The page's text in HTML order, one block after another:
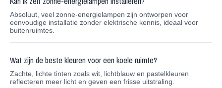
Absoluut, veel zonne-energielampen zijn ontworpen voor
eenvoudige installatie zonder elektrische kennis, ideaal voor
buitenruimtes.
Wat zijn de beste kleuren voor een koele ruimte?
Zachte, lichte tinten zoals wit, lichtblauw en pastelkleuren
reflecteren meer licht en geven een frisse uitstraling.